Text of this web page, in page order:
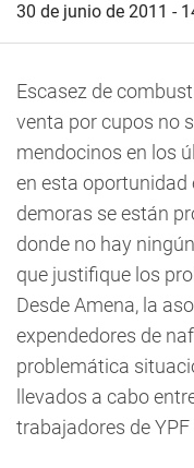
30 de junio de 2011 -
Escasez de
venta por cupos no
mendocinos en los
en esta oportunidad
demoras se están
donde no hay
que justifique los
Desde Amena, la
expendedores de
problemática
llevados a cabo
trabajadores de